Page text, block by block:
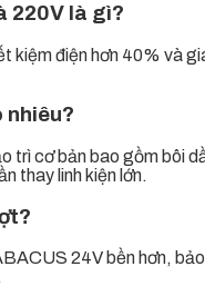
220V là gì?
kiệm điện hơn 40% và
nhiêu?
cơ bản bao gồm bôi
thay linh kiện lớn.
24V bền hơn,